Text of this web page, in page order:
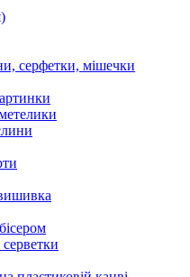
серфетки, мішечки